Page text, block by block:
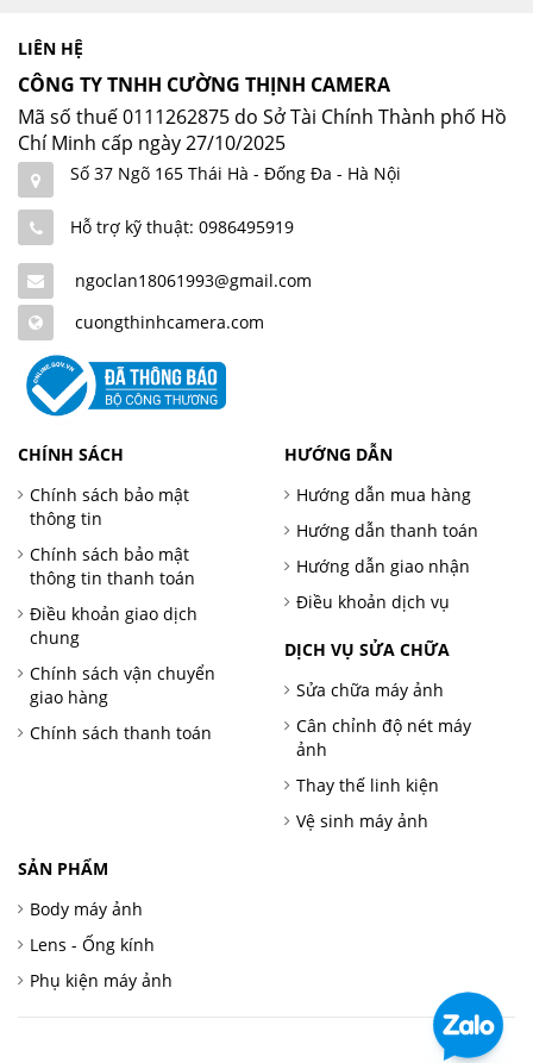
LIÊN HỆ
CÔNG TY TNHH CƯỜNG THỊNH CAMERA
Mã số thuế 0111262875 do Sở Tài Chính Thành phố Hồ
Chí Minh cấp ngày 27/10/2025
Số 37 Ngõ 165 Thái Hà - Đống Đa - Hà Nội
Hỗ trợ kỹ thuật: 0986495919
ngoclan18061993@gmail.com
cuongthinhcamera.com
CHÍNH SÁCH
Chính sách bảo mật
thông tin
Chính sách bảo mật
thông tin thanh toán
Điều khoản giao dịch
chung
Chính sách vận chuyển
giao hàng
Chính sách thanh toán
HƯỚNG DẪN
Hướng dẫn mua hàng
Hướng dẫn thanh toán
Hướng dẫn giao nhận
Điều khoản dịch vụ
DỊCH VỤ SỬA CHỮA
Sửa chữa máy ảnh
Cân chỉnh độ nét máy
ảnh
Thay thế linh kiện
Vệ sinh máy ảnh
SẢN PHẨM
Body máy ảnh
Lens - Ống kính
Phụ kiện máy ảnh